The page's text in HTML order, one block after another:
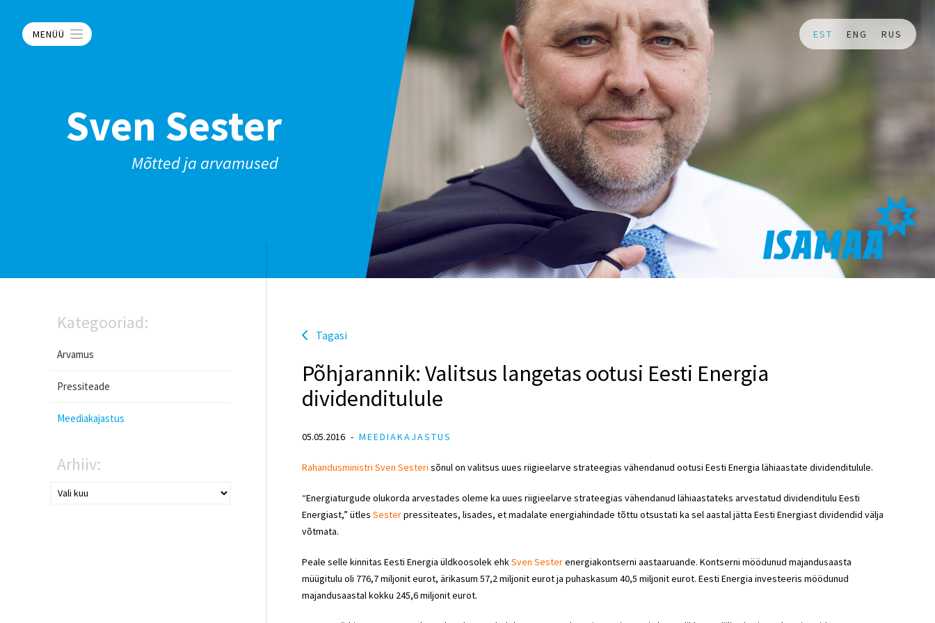
MENÜÜ EST ENG RUS
Sven Sester
Mõtted ja arvamused
Kategooriad:
Arvamus
Pressiteade
Meediakajastus
Arhiiv:
Tagasi
Põhjarannik: Valitsus langetas ootusi Eesti Energia
dividenditulule
05.05.2016 MEEDIAKAJASTUS
Rahandusministri Sven Sesteri sõnul on valitsus uues riigieelarve strateegias vähendanud ootusi Eesti Energia lähiaastate dividenditulule.
“Energiaturgude olukorda arvestades oleme ka uues riigieelarve strateegias vähendanud lähiaastateks arvestatud dividenditulu Eesti
Energiast,” ütles Sesterpressiteates, lisades, et madalate energiahindade tõttu otsustati ka sel aastal jätta Eesti Energiast dividendid välja
võtmata.
Peale selle kinnitas Eesti Energia üldkoosolek ehkSven Sesterenergiakontserni aastaaruande. Kontserni möödunud majandusaasta
müügitulu oli 776,7 miljonit eurot, ärikasum 57,2 miljonit eurot ja puhaskasum 40,5 miljonit eurot. Eesti Energia investeeris möödunud
majandusaastal kokku 245,6 miljonit eurot.